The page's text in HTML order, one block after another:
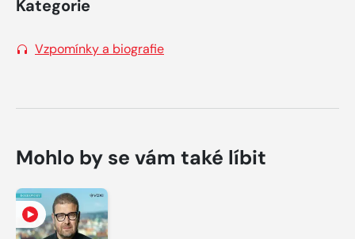
Kategorie
Vzpomínky a biografie
Mohlo by se vám také líbit